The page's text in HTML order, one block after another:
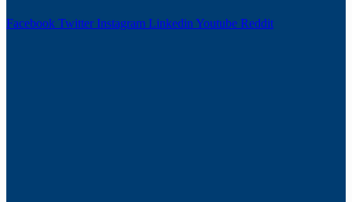
Facebook Twitter Instagram Linkedin Youtube Reddit